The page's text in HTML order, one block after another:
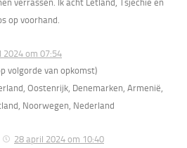
verrassen. Ik acht Letland, Tsjechie en
op voorhand.
2024 om 07:54
volgorde van opkomst)
Oostenrijk, Denemarken, Armenië,
Noorwegen, Nederland
28 april 2024 om 10:40